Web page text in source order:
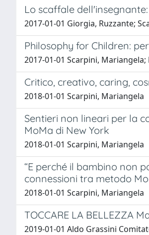
Lo scaffale
2017-01-01 Giorgia, Ruzzante;
Philosophy for Children:
2017-01-01 Scarpini,
Critico, creativo, caring,
2018-01-01 Scarpini, Mariangela
Sentieri non lineari per la
MoMa di New York
2018-01-01 Scarpini, Mariangela
“E perché il bambino non
connessioni tra metodo
2018-01-01 Scarpini, Mariangela
TOCCARE LA BELLEZZA
2019-01-01 Aldo Grassini